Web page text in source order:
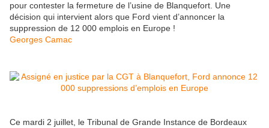
pour contester la fermeture de l’usine de Blanquefort. Une
décision qui intervient alors que Ford vient d’annoncer la
suppression de 12 000 emplois en Europe !
Georges Camac
Ce mardi 2 juillet, le Tribunal de Grande Instance de Bordeaux